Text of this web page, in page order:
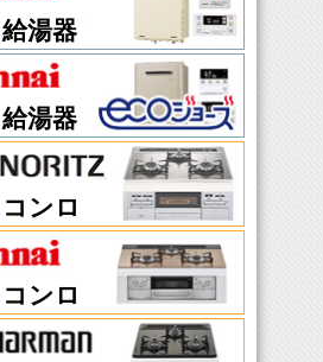
給湯器
給湯器
コンロ
コンロ